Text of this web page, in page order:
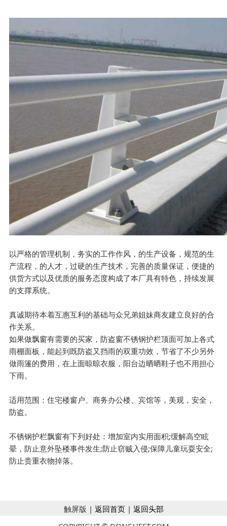
以严格的管理机制，务实的工作作风，的生产设备，规范的生
产流程，的人才，过硬的生产技术，完善的质量保证，便捷的
供货方式以及优质的服务态度构成了本厂具有特色，持续发展
的支撑系统。
真诚期待本着互惠互利的基础与众兄弟姐妹商友建立良好的合
作关系。
如果做飘窗有需要的买家，防盗窗不锈钢护栏顶面可加上各式
雨棚面板，能起到既防盗又挡雨的双重功效，节省了不少另外
做雨篷的费用，在上面晾晾衣服，阳台边晒晒鞋子也不用担心
下雨。
适用范围：住宅楼窗户、商务办公楼、宾馆等，美观，安全，
防盗。
不锈钢护栏飘窗有下列好处：增加室内实用面积;缓解高空眩
晕，防止意外坠楼事件发生;防止窃贼入侵;保障儿童玩耍安全;
防止贵重衣物掉落。
触屏版 | 返回首页| 返回头部